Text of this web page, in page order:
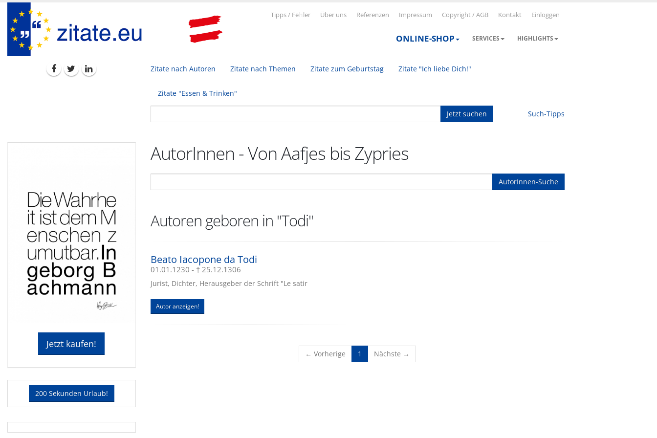
Tipps / Fe ler Über uns Referenzen Impressum Copyright / AGB Kontakt Einloggen
ONLINE-SHOP SERVICES HIGHLIGHTS
Zitate nach Autoren Zitate nach Themen Zitate zum Geburtstag Zitate "Ich liebe Dich!"
Zitate "Essen & Trinken"
Jetzt suchen Such-Tipps
Jetzt kaufen!
200 Sekunden Urlaub!
AutorInnen - Von Aafjes bis Zypries
AutorInnen-Suche
Autoren geboren in "Todi"
Beato Iacopone da Todi
01.01.1230 - † 25.12.1306
Jurist, Dichter, Herausgeber der Schrift "Le satir
Autor anzeigen!
← Vorherige 1 (current)
Nächste →